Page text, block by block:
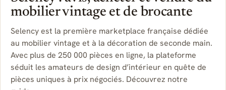
mobilier vintage et de brocante
Selency est la première marketplace française dédiée
au mobilier vintage et à la décoration de seconde main.
Avec plus de 250 000 pièces en ligne, la plateforme
séduit les amateurs de design d’intérieur en quête de
pièces uniques à prix négociés. Découvrez notre